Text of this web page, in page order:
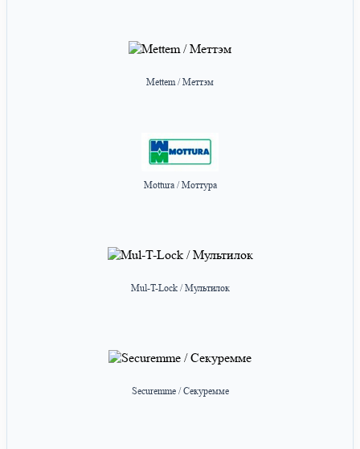
Mettem / Меттэм
Mottura / Моттура
Mul-T-Lock / Мультилок
Securemme / Секуремме